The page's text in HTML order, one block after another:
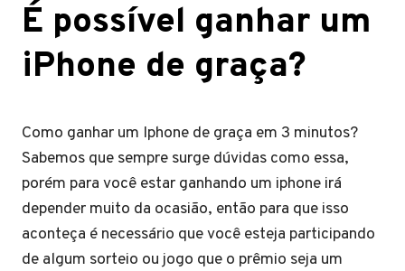
É possível ganhar um
iPhone de graça?
Como ganhar um Iphone de graça em 3 minutos?
Sabemos que sempre surge dúvidas como essa,
porém para você estar ganhando um iphone irá
depender muito da ocasião, então para que isso
aconteça é necessário que você esteja participando
de algum sorteio ou jogo que o prêmio seja um